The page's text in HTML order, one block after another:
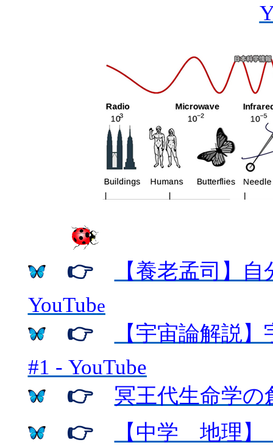
👉
【養老孟司】
YouTube
👉
【宇宙論解説
#1 - YouTube
👉
冥王代生命学の
👉
【中学 地理